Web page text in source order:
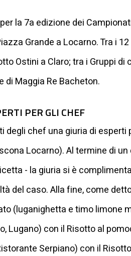
la 7a edizione dei
Grande a Locarno. Tra i
Ostini a Claro; tra i Gruppi
di Maggia Re Bacheton.
PER GLI CHEF
degli chef una giuria di
Locarno). Al termine di
- la giuria si è
del caso. Alla fine, come
(luganighetta e timo limone
Lugano) con il Risotto al
Serpiano) con il